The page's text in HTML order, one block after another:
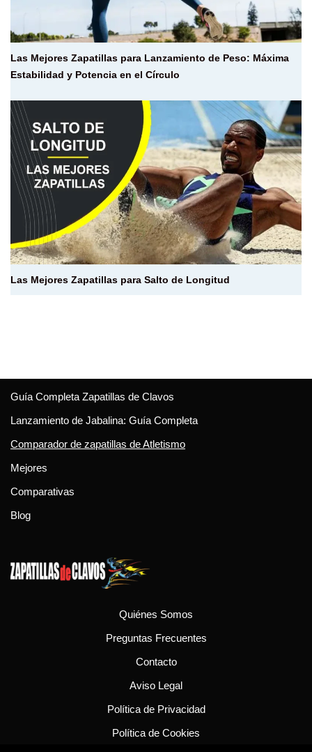
Las Mejores Zapatillas para Lanzamiento de Peso: Máxima
Estabilidad y Potencia en el Círculo
Las Mejores Zapatillas para Salto de Longitud
Guía Completa Zapatillas de Clavos
Lanzamiento de Jabalina: Guía Completa
Comparador de zapatillas de Atletismo
Mejores
Comparativas
Blog
Quiénes Somos
Preguntas Frecuentes
Contacto
Aviso Legal
Política de Privacidad
Política de Cookies